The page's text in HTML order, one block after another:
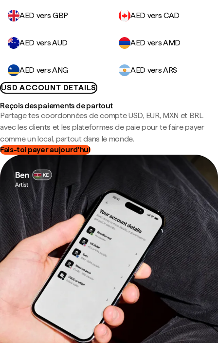
AED vers GBP AED vers CAD
AED vers AUD AED vers AMD
AED vers ANG
AED vers ARS
USD ACCOUNT DETAILS
Reçois des paiements de partout
Partage tes coordonnées de compte USD, EUR, MXN et BRL
avec les clients et les plateformes de paie pour te faire payer
comme un local, partout dans le monde.
Fais-toi payer aujourd'hui